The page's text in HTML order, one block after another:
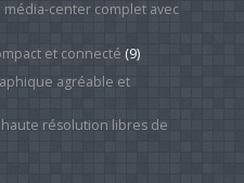
center complet avec
et connecté (9)
agréable et
résolution libres de